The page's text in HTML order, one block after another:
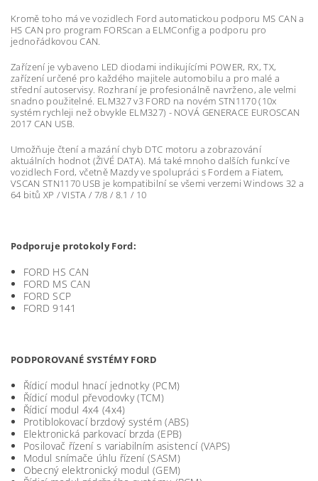
Kromě toho má ve vozidlech Ford automatickou podporu MS CAN a
HS CAN pro program FORScan a ELMConfig a podporu pro
jednořádkovou CAN.
Zařízení je vybaveno LED diodami indikujícími POWER, RX, TX,
zařízení určené pro každého majitele automobilu a pro malé a
střední autoservisy. Rozhraní je profesionálně navrženo, ale velmi
snadno použitelné. ELM327 v3 FORD na novém STN1170 (10x
systém rychleji než obvykle ELM327) - NOVÁ GENERACE EUROSCAN
2017 CAN USB.
Umožňuje čtení a mazání chyb DTC motoru a zobrazování
aktuálních hodnot (ŽIVÉ DATA). Má také mnoho dalších funkcí ve
vozidlech Ford, včetně Mazdy ve spolupráci s Fordem a Fiatem,
VSCAN STN1170 USB je kompatibilní se všemi verzemi Windows 32 a
64 bitů XP / VISTA / 7/8 / 8.1 / 10
Podporuje protokoly Ford:
FORD HS CAN
FORD MS CAN
FORD SCP
FORD 9141
PODPOROVANÉ SYSTÉMY FORD
Řídicí modul hnací jednotky (PCM)
Řídicí modul převodovky (TCM)
Řídicí modul 4x4 (4x4)
Protiblokovací brzdový systém (ABS)
Elektronická parkovací brzda (EPB)
Posilovač řízení s variabilním asistencí (VAPS)
Modul snímače úhlu řízení (SASM)
Obecný elektronický modul (GEM)